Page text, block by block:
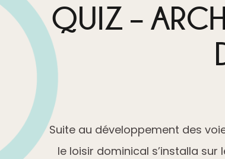
QUIZ –
Suite au développement des
le loisir dominical s’installa